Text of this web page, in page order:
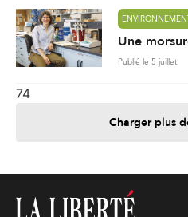
ENVIRONNEMENT
Une
Publié le 5 juillet
74
Charger plus